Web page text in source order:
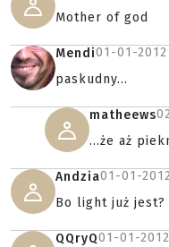
Mother of god
Mendi01-01-2012
paskudny...
matheews
...że aż
Andzia01-01-
Bo light już jest?
QQryQ01-01-